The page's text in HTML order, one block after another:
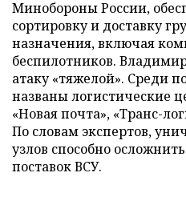
Минобороны России,
сортировку и доставку
назначения, включая
беспилотников.
атаку «тяжелой». Среди
названы логистические
«Новая почта», «Транс-
По словам экспертов,
узлов способно
поставок ВСУ.